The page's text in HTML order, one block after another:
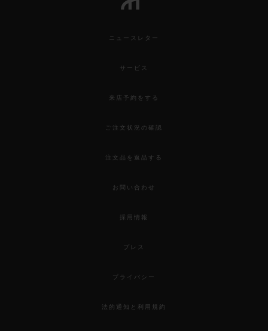
ニュースレター
サービス
来店予約をする
ご注文状況の確認
注文品を返品する
お問い合わせ
採用情報
プレス
プライバシー
法的通知と利用規約